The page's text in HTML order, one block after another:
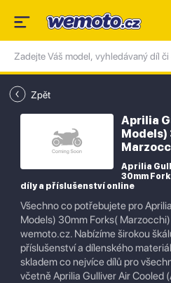
Zpět
Aprilia
Models)
Aprilia
30mm
díly a příslušenství online
Všechno co potřebujete pro
Models) 30mm Forks(
wemoto.cz. Nabízíme širokou
příslušenství a dílenského
skladem co nejvíce dílů pro
včetně Aprilia Gulliver Air Cooled